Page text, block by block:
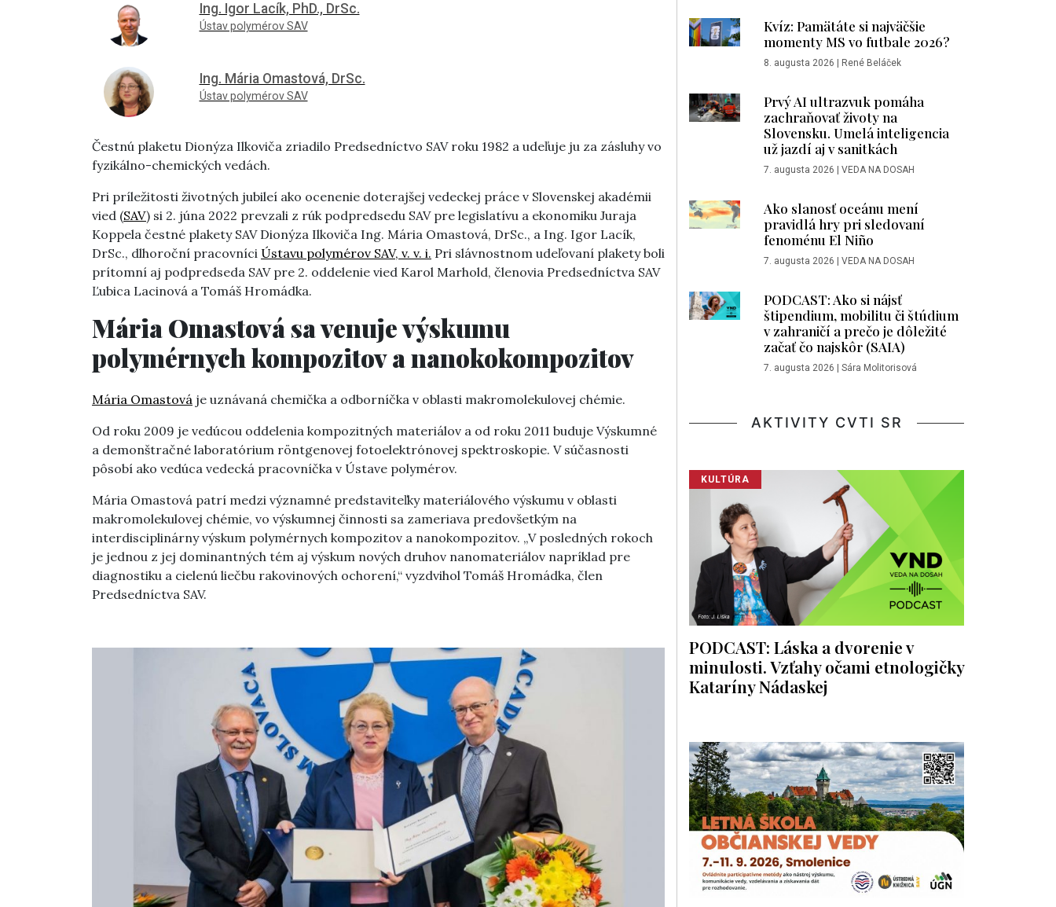
Ing. Igor Lacík, PhD., DrSc.
Ústav polymérov SAV
Ing. Mária Omastová, DrSc.
Ústav polymérov SAV
Čestnú plaketu Dionýza Ilkoviča zriadilo Predsedníctvo SAV roku 1982 a udeľuje ju za zásluhy vo
fyzikálno-chemických vedách.
Pri príležitosti životných jubileí ako ocenenie doterajšej vedeckej práce v Slovenskej akadémii
vied (SAV) si 2. júna 2022 prevzali z rúk podpredsedu SAV pre legislatívu a ekonomiku Juraja
Koppela čestné plakety SAV Dionýza Ilkoviča Ing. Mária Omastová, DrSc., a Ing. Igor Lacík,
DrSc., dlhoroční pracovníci Ústavu polymérov SAV, v. v. i. Pri slávnostnom udeľovaní plakety boli
prítomní aj podpredseda SAV pre 2. oddelenie vied Karol Marhold, členovia Predsedníctva SAV
Ľubica Lacinová a Tomáš Hromádka.
Mária Omastová sa venuje výskumu
polymérnych kompozitov a nanokokompozitov
Mária Omastová je uznávaná chemička a odborníčka v oblasti makromolekulovej chémie.
Od roku 2009 je vedúcou oddelenia kompozitných materiálov a od roku 2011 buduje Výskumné
a demonštračné laboratórium röntgenovej fotoelektrónovej spektroskopie. V súčasnosti
pôsobí ako vedúca vedecká pracovníčka v Ústave polymérov.
Mária Omastová patrí medzi významné predstaviteľky materiálového výskumu v oblasti
makromolekulovej chémie, vo výskumnej činnosti sa zameriava predovšetkým na
interdisciplinárny výskum polymérnych kompozitov a nanokompozitov. „V posledných rokoch
je jednou z jej dominantných tém aj výskum nových druhov nanomateriálov napríklad pre
diagnostiku a cielenú liečbu rakovinových ochorení,“ vyzdvihol Tomáš Hromádka, člen
Predsedníctva SAV.
Kvíz: Pamätáte si najväčšie
momenty MS vo futbale 2026?
8. augusta 2026 | René Beláček
Prvý AI ultrazvuk pomáha
zachraňovať životy na
Slovensku. Umelá inteligencia
už jazdí aj v sanitkách
7. augusta 2026 | VEDA NA DOSAH
Ako slanosť oceánu mení
pravidlá hry pri sledovaní
fenoménu El Niño
7. augusta 2026 | VEDA NA DOSAH
PODCAST: Ako si nájsť
štipendium, mobilitu či štúdium
v zahraničí a prečo je dôležité
začať čo najskôr (SAIA)
7. augusta 2026 | Sára Molitorisová
AKTIVITY CVTI SR
KULTÚRA
PODCAST: Láska a dvorenie v
minulosti. Vzťahy očami etnologičky
Kataríny Nádaskej